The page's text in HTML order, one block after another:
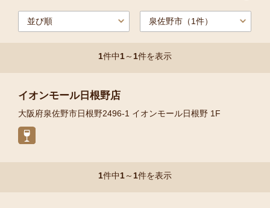
1件中1～1件を表示
イオンモール日根野店
大阪府泉佐野市日根野2496-1 イオンモール日根野 1F
1件中1～ 1件を表示